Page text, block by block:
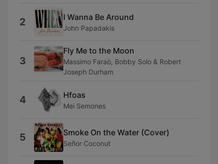
2 I Wanna Be Around
John Papadakis
3
Fly Me to the Moon
Massimo Faraò, Bobby Solo & Robert
Joseph Durham
4 Hfoas
Mei Semones
5 Smoke On the Water (Cover)
Señor Coconut